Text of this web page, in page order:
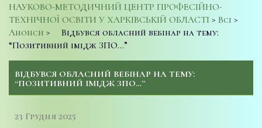
НАУКОВО-МЕТОДИЧНИЙ ЦЕНТР ПРОФЕСІЙНО-
ТЕХНІЧНОЇ ОСВІТИ У ХАРКІВСЬКІЙ ОБЛАСТІ > Всі >
Анонси >
Відбувся обласний вебінар на тему:
“Позитивний імідж ЗПО…”
ВІДБУВСЯ ОБЛАСНИЙ ВЕБІНАР НА ТЕМУ:
“ПОЗИТИВНИЙ ІМІДЖ ЗПО…”
23 Грудня 2025